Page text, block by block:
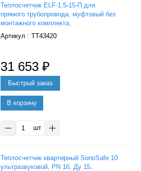
Теплосчетчик ELF-1,5-15-П для
прямого трубопровода, муфтовый без
монтажного комплекта,
Тепловодомер
: ТТ43420
31 653 ₽
В корзину
шт
Теплосчетчик квартирный SonoSafe 10
ультразвуковой, PN 16, Ду 15,